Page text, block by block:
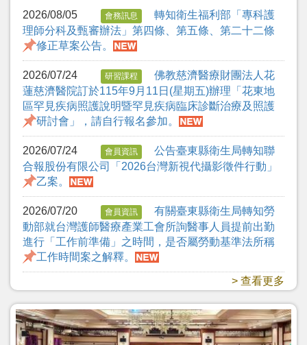
2026/08/05 會務訊息
轉知衛生福利部「專科護
理師分科及甄審辦法」第四條、第五條、第二十二條
修正草案公告。
2026/07/24 研習課程
佛教慈濟醫療財團法人花
蓮慈濟醫院訂於115年9月11日(星期五)辦理「花東地
區罕見疾病照護說明暨罕見疾病臨床診斷治療及照護
研討會」，請自行報名參加。
2026/07/24 會員資訊
公告臺東縣衛生局轉知聯
合報股份有限公司「2026台灣新視代攝影徵件行動」
乙案。
2026/07/20 會員資訊
有關臺東縣衛生局轉知勞
動部就台灣護師醫療產業工會所詢醫事人員提前出勤
進行「工作前準備」之時間，是否屬勞動基準法所稱
工作時間案之解釋。
> 查看更多